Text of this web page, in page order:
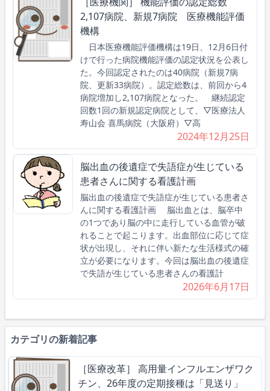
2,107病院、新規7病院 医療機能評価
機構
日本医療機能評価機構は19日、12月6日付
けで行った病院機能評価の認定状況を公表し
た。今回認定されたのは40病院（新規7病
院、更新33病院）。認定総数は、前回から4
病院増加し2,107病院となった。 継続認定
回数1回の新規認定病院として、▽医療法人
寿山会 喜馬病院（大阪府）▽高
2024年12月25日
脳出血の後遺症で失語症が生じている
患者さんに関する看護計画
脳出血の後遺症で失語症が生じている患者さ
んに関する看護計画 脳出血とは、脳卒中
の1つであり脳の中に走行している血管が破
れることで起こります。出血部位に応じて症
状が出現し、それに伴い新たな生活様式の確
立が必要になります。今回は脳出血の後遺症
で失語が生じている患者さんの看護計
2026年6月17日
カテゴリの新着記事
［医療改革］ 高用量インフルエンザワク
チン、26年度の定期接種は「見送り」